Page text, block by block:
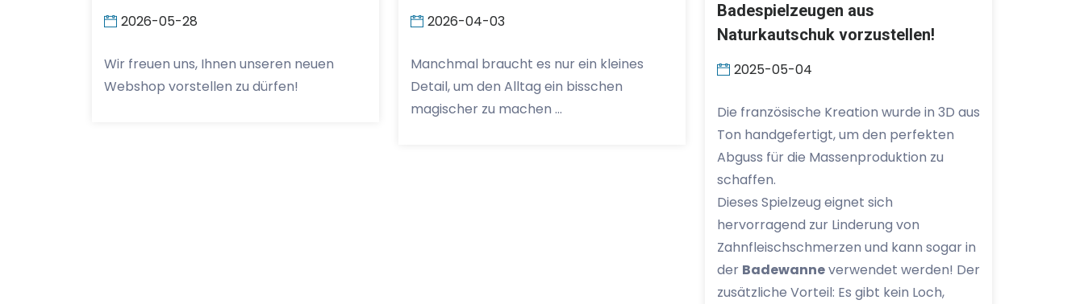
2026-05-28
Wir freuen uns, Ihnen unseren neuen
Webshop vorstellen zu dürfen!
2026-04-03
Manchmal braucht es nur ein kleines
Detail, um den Alltag ein bisschen
magischer zu machen …
Badespielzeugen aus
Naturkautschuk vorzustellen!
2025-05-04
Die französische Kreation wurde in 3D aus
Ton handgefertigt, um den perfekten
Abguss für die Massenproduktion zu
schaffen.
Dieses Spielzeug eignet sich
hervorragend zur Linderung von
Zahnfleischschmerzen und kann sogar in
der Badewanneverwendet werden! Der
zusätzliche Vorteil: Es gibt kein Loch,